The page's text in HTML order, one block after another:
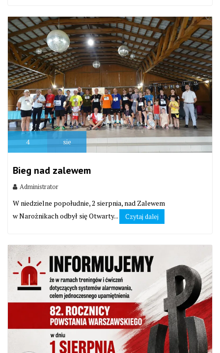
4 sie
Bieg nad zalewem
Administrator
W niedzielne popołudnie, 2 sierpnia, nad Zalewem
w Narożnikach odbył się Otwarty...
Czytaj dalej